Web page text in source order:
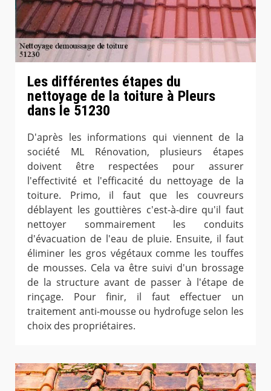
Les différentes étapes du
nettoyage de la toiture à Pleurs
dans le 51230
D'après les informations qui viennent de la
société ML Rénovation, plusieurs étapes
doivent être respectées pour assurer
l'effectivité et l'efficacité du nettoyage de la
toiture. Primo, il faut que les couvreurs
déblayent les gouttières c'est-à-dire qu'il faut
nettoyer sommairement les conduits
d'évacuation de l'eau de pluie. Ensuite, il faut
éliminer les gros végétaux comme les touffes
de mousses. Cela va être suivi d'un brossage
de la structure avant de passer à l'étape de
rinçage. Pour finir, il faut effectuer un
traitement anti-mousse ou hydrofuge selon les
choix des propriétaires.